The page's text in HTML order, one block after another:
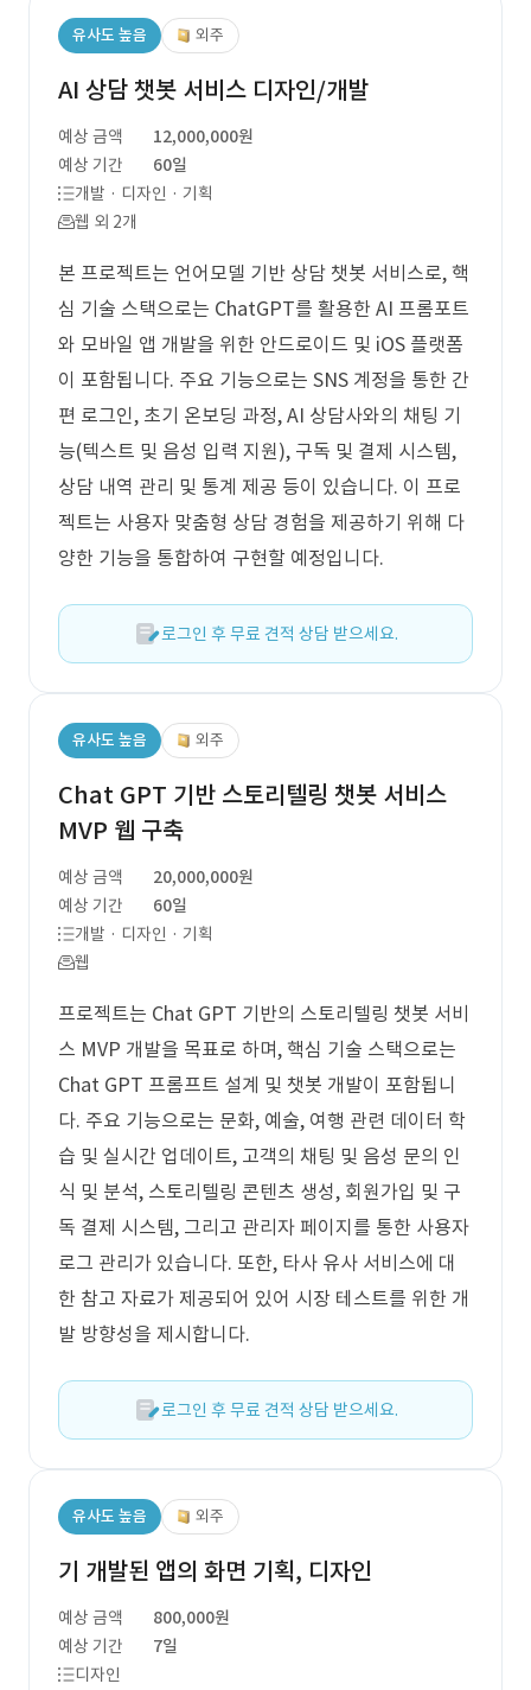
유사도 높음 외주
AI 상담 챗봇 서비스 디자인/개발
예상 금액
12,000,000원
예상 기간
60일
개발 · 디자인 · 기획
웹 외 2개
본 프로젝트는 언어모델 기반 상담 챗봇 서비스로, 핵
심 기술 스택으로는 ChatGPT를 활용한 AI 프롬포트
와 모바일 앱 개발을 위한 안드로이드 및 iOS 플랫폼
이 포함됩니다. 주요 기능으로는 SNS 계정을 통한 간
편 로그인, 초기 온보딩 과정, AI 상담사와의 채팅 기
능(텍스트 및 음성 입력 지원), 구독 및 결제 시스템,
상담 내역 관리 및 통계 제공 등이 있습니다. 이 프로
젝트는 사용자 맞춤형 상담 경험을 제공하기 위해 다
양한 기능을 통합하여 구현할 예정입니다.
로그인 후 무료 견적 상담 받으세요.
유사도 높음 외주
Chat GPT 기반 스토리텔링 챗봇 서비스
MVP 웹 구축
예상 금액
20,000,000원
예상 기간
60일
개발 · 디자인 · 기획
웹
프로젝트는 Chat GPT 기반의 스토리텔링 챗봇 서비
스 MVP 개발을 목표로 하며, 핵심 기술 스택으로는
Chat GPT 프롬프트 설계 및 챗봇 개발이 포함됩니
다. 주요 기능으로는 문화, 예술, 여행 관련 데이터 학
습 및 실시간 업데이트, 고객의 채팅 및 음성 문의 인
식 및 분석, 스토리텔링 콘텐츠 생성, 회원가입 및 구
독 결제 시스템, 그리고 관리자 페이지를 통한 사용자
로그 관리가 있습니다. 또한, 타사 유사 서비스에 대
한 참고 자료가 제공되어 있어 시장 테스트를 위한 개
발 방향성을 제시합니다.
로그인 후 무료 견적 상담 받으세요.
유사도 높음 외주
기 개발된 앱의 화면 기획, 디자인
예상 금액
800,000원
예상 기간
7일
디자인